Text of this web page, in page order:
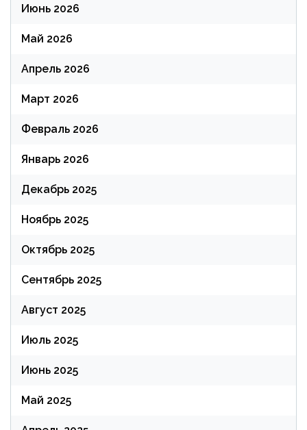
Июнь 2026
Май 2026
Апрель 2026
Март 2026
Февраль 2026
Январь 2026
Декабрь 2025
Ноябрь 2025
Октябрь 2025
Сентябрь 2025
Август 2025
Июль 2025
Июнь 2025
Май 2025